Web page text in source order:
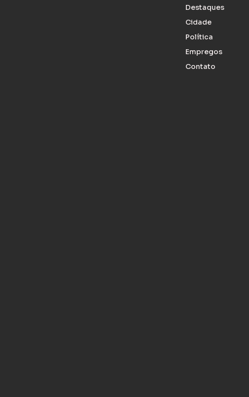
Destaques
Cidade
Política
Empregos
Contato